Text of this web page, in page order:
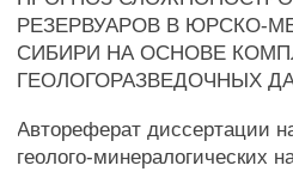
РЕЗЕРВУАРОВ В ЮРСКО-
СИБИРИ НА ОСНОВЕ
ГЕОЛОГОРАЗВЕДОЧНЫХ
Автореферат диссертации
геолого-минералогических